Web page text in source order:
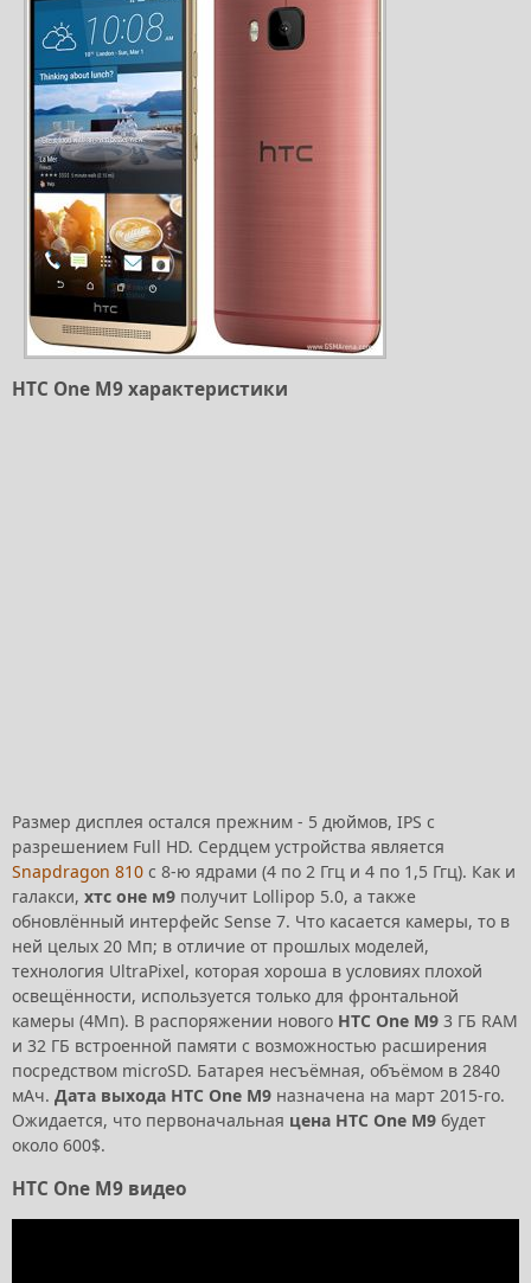
HTC One M9 характеристики
Размер дисплея остался прежним - 5 дюймов, IPS с
разрешением Full HD. Сердцем устройства является
Snapdragon 810 с 8-ю ядрами (4 по 2 Ггц и 4 по 1,5 Ггц). Как и
галакси, хтс оне м9 получит Lollipop 5.0, а также
обновлённый интерфейс Sense 7. Что касается камеры, то в
ней целых 20 Мп; в отличие от прошлых моделей,
технология UltraPixel, которая хороша в условиях плохой
освещённости, используется только для фронтальной
камеры (4Мп). В распоряжении нового HTC One M9 3 ГБ RAM
и 32 ГБ встроенной памяти с возможностью расширения
посредством microSD. Батарея несъёмная, объёмом в 2840
мАч. Дата выхода HTC One M9 назначена на март 2015-го.
Ожидается, что первоначальная цена HTC One M9 будет
около 600$.
HTC One M9 видео